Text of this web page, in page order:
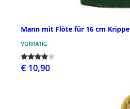
Mann mit Flöte für 16 cm Krippe
VORRÄTIG
€ 10,90